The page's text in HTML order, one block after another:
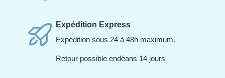
Expédition Express
Expédition sous 24 à 48h maximum.
Retour possible endéans 14 jours